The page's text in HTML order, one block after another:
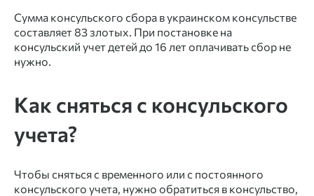
Сумма консульского сбора в украинском консульстве
составляет 83 злотых. При постановке на
консульский учет детей до 16 лет оплачивать сбор не
нужно.
Как сняться с консульского
учета?
Чтобы сняться с временного или с постоянного
консульского учета, нужно обратиться в консульство,